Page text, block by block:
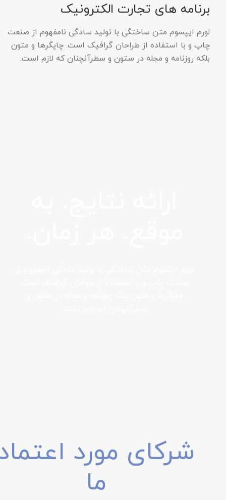
برنامه های تجارت الکترونیک
لورم ایپسوم متن ساختگی با تولید سادگی نامفهوم از صنعت
چاپ و با استفاده از طراحان گرافیک است. چاپگرها و متون
بلکه روزنامه و مجله در ستون و سطرآنچنان که لازم است.
شرکای مورد
ما